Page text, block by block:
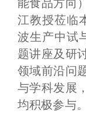
能食品方向
江教授莅临
波生产中试
题讲座及研
领域前沿问
与学科发展
均积极参与